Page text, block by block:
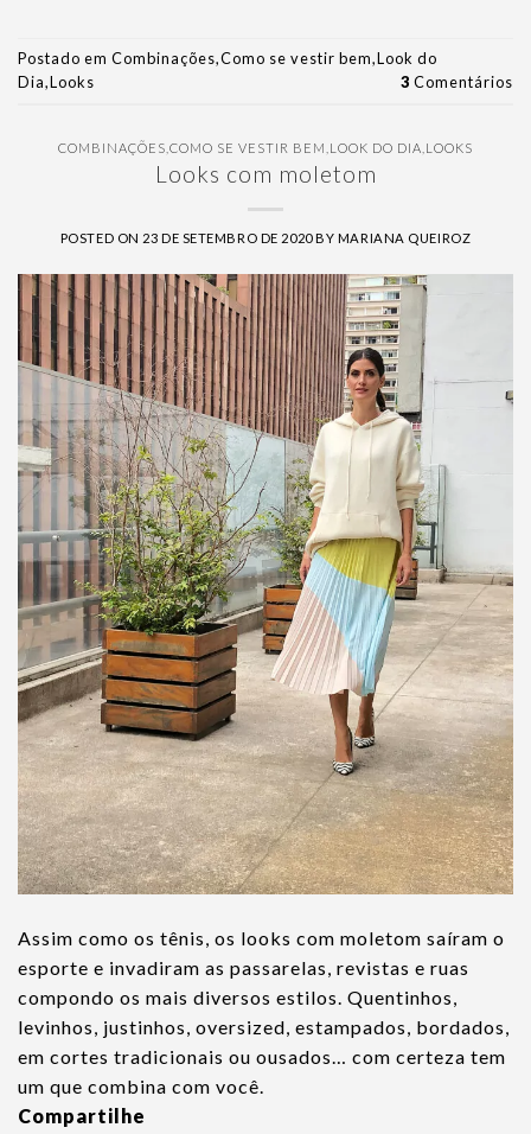
Postado em Combinações,Como se vestir bem,Look do
Dia,Looks 3 Comentários
COMBINAÇÕES COMO SE VESTIR BEM LOOK DO DIA LOOKS
Looks com moletom
POSTED ON 23 DE SETEMBRO DE 2020BY MARIANA QUEIROZ
Assim como os tênis, os looks com moletom saíram o
esporte e invadiram as passarelas, revistas e ruas
compondo os mais diversos estilos. Quentinhos,
levinhos, justinhos, oversized, estampados, bordados,
em cortes tradicionais ou ousados… com certeza tem
um que combina com você.
Compartilhe